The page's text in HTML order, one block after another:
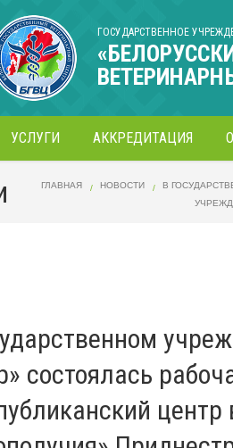
ГОСУДАРСТВЕННОЕ
УСЛУГИ АККРЕДИТАЦИЯ
ГЛАВНАЯ НОВОСТИ
В
состоялась
центр